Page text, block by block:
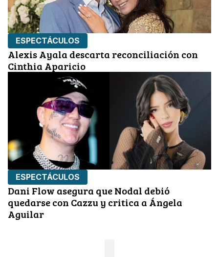
ESPECTÁCULOS
Alexis Ayala descarta reconciliación con
Cinthia Aparicio
ESPECTÁCULOS
Dani Flow asegura que Nodal debió
quedarse con Cazzu y critica a Ángela
Aguilar